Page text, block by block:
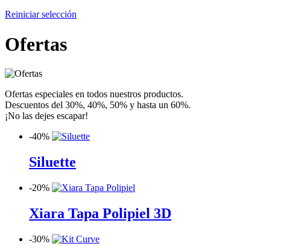
Reiniciar selección
Ofertas
Ofertas especiales en todos nuestros productos.
Descuentos del 30%, 40%, 50% y hasta un 60%.
¡No las dejes escapar!
-40%
Siluette
-20%
Xiara Tapa Polipiel 3D
-30%